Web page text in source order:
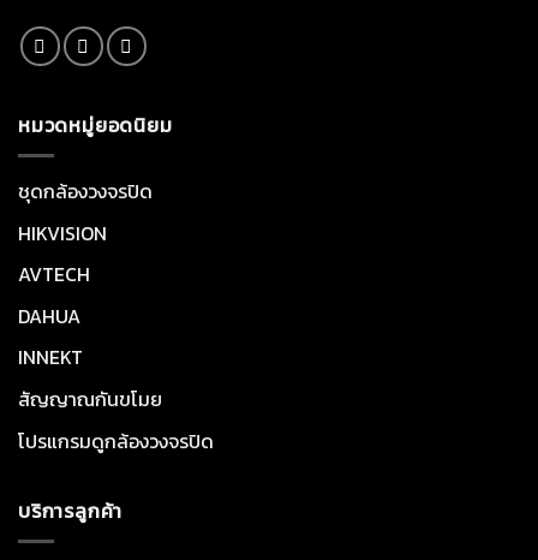
หมวดหมู่ยอดนิยม
ชุดกล้องวงจรปิด
HIKVISION
AVTECH
DAHUA
INNEKT
สัญญาณกันขโมย
โปรแกรมดูกล้องวงจรปิด
บริการลูกค้า